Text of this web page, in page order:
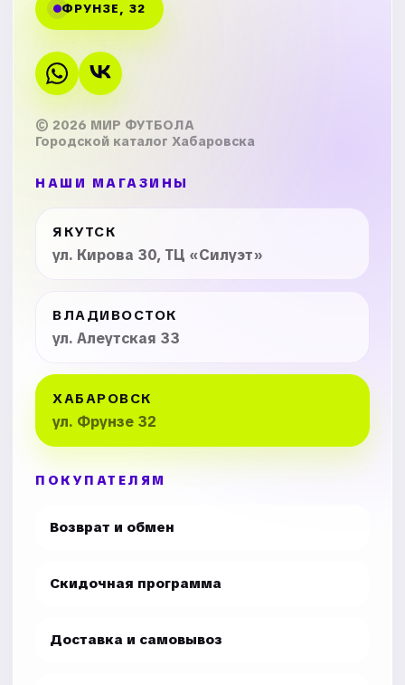
ФРУНЗЕ, 32
© 2026 МИР ФУТБОЛА
Городской каталог Хабаровска
НАШИ МАГАЗИНЫ
ЯКУТСК
ул. Кирова 30, ТЦ «Силуэт»
ВЛАДИВОСТОК
ул. Алеутская 33
ХАБАРОВСК
ул. Фрунзе 32
ПОКУПАТЕЛЯМ
Возврат и обмен
Скидочная программа
Доставка и самовывоз